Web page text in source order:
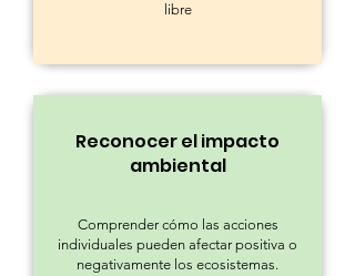
libre
Reconocer el impacto
ambiental
Comprender cómo las acciones
individuales pueden afectar positiva o
negativamente los ecosistemas.